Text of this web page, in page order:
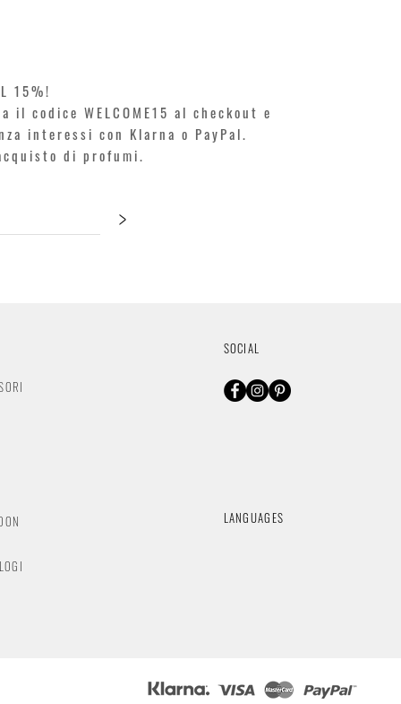
15%!
WELCOME15 al checkout e
interessi con Klarna o PayPal.
di profumi.
>
SOCIAL
LANGUAGES